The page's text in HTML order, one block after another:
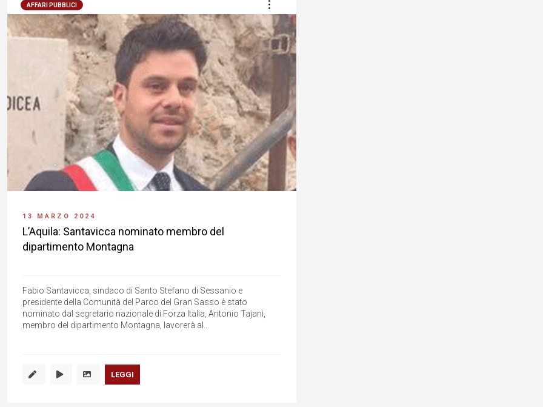
AFFARI PUBBLICI
13 MARZO 2024
L’Aquila: Santavicca nominato membro del
dipartimento Montagna
Fabio Santavicca, sindaco di Santo Stefano di Sessanio e
presidente della Comunità del Parco del Gran Sasso è stato
nominato dal segretario nazionale di Forza Italia, Antonio Tajani,
membro del dipartimento Montagna, lavorerà al...
LEGGI